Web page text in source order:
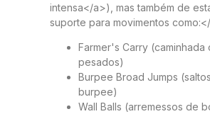
intensa</a>), mas também de
suporte para movimentos
Farmer's Carry (caminhada
pesados)
Burpee Broad Jumps
burpee)
Wall Balls (arremessos de